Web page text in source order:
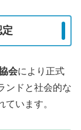
会により正式
ンドと社会的な
います。